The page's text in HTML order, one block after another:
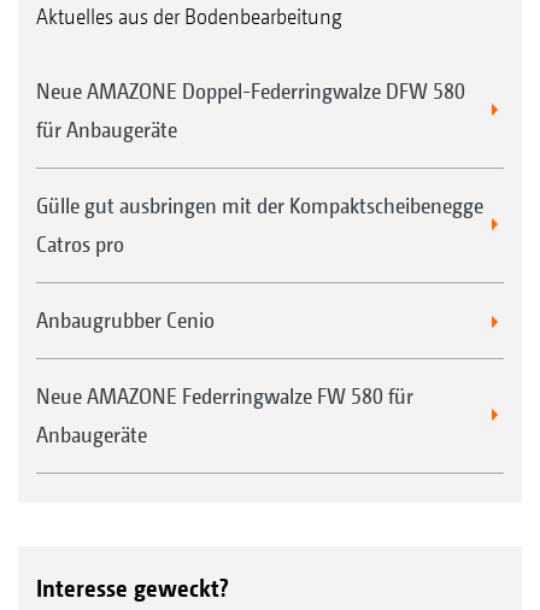
Aktuelles aus der Bodenbearbeitung
Neue AMAZONE Doppel-Federringwalze DFW 580
für Anbaugeräte
Gülle gut ausbringen mit der Kompaktscheibenegge
Catros pro
Anbaugrubber Cenio
Neue AMAZONE Federringwalze FW 580 für
Anbaugeräte
Interesse geweckt?